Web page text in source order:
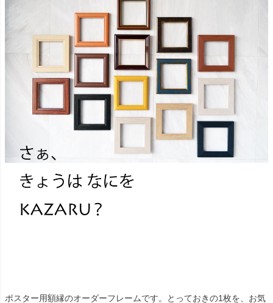
ポスター用額縁のオーダーフレームです。とっておきの1枚を、お気